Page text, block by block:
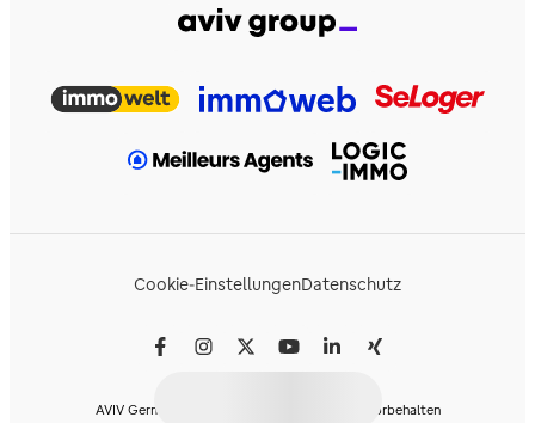
Cookie-EinstellungenDatenschutz
AVIV Germany GmbH © 2026 - Alle Rechte vorbehalten